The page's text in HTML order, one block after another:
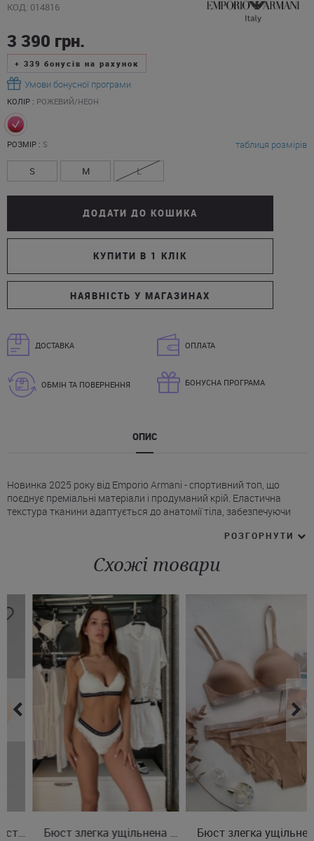
КОД: 014816
3 390 грн.
+ 339 бонусів на рахунок
Умови бонусної програми
КОЛІР : РОЖЕВИЙ/НЕОН
РОЗМІР : S таблиця розмірів
S M L
ДОДАТИ ДО КОШИКА
КУПИТИ В 1 КЛІК
НАЯВНІСТЬ У МАГАЗИНАХ
ДОСТАВКА ОПЛАТА
ОБМІН ТА ПОВЕРНЕННЯ БОНУСНА ПРОГРАМА
ОПИС
Новинка 2025 року від Emporio Armani - спортивний топ, що
поєднує преміальні матеріали і продуманий крій. Еластична
текстура тканини адаптується до анатомії тіла, забезпечуючи
* М'які чашки з тонкими ущільнювачами без каркаса створюють
* Завдяки натуральному бавовняному волокну топ Емпоріо
Армані відрізняється терморегуляцією й м'якістю.
* V-подібний виріз підкреслює зону декольте.
* Еластична стрічка з логотипом Armani під грудьми делікатно
фіксує модель, не порушуючи динаміки силуету.
* Фірмові бретелі перехрещуються на спині.
Купити рожевий бюстгальтер-топ Emporio Armani з легким
неоновим відтінком на Juliette можна лише за пару кліків з
доставкою у Кривий Ріг, Чернівці, Рівне та інші міста України.
РОЗГОРНУТИ
Схожі товари
S M L Бюст злегка ущільнена чашка S M L Бюст злегка ущільнена чашка